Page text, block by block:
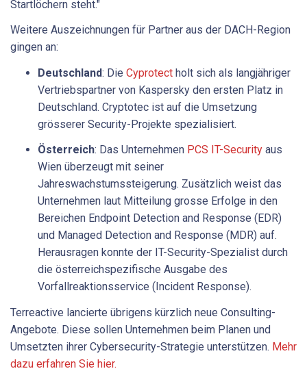
Startlöchern steht."
Weitere Auszeichnungen für Partner aus der DACH-Region
gingen an:
Deutschland: Die Cyprotect holt sich als langjähriger
Vertriebspartner von Kaspersky den ersten Platz in
Deutschland. Cryptotec ist auf die Umsetzung
grösserer Security-Projekte spezialisiert.
Österreich: Das Unternehmen PCS IT-Security aus
Wien überzeugt mit seiner
Jahreswachstumssteigerung. Zusätzlich weist das
Unternehmen laut Mitteilung grosse Erfolge in den
Bereichen Endpoint Detection and Response (EDR)
und Managed Detection and Response (MDR) auf.
Herausragen konnte der IT-Security-Spezialist durch
die österreichspezifische Ausgabe des
Vorfallreaktionsservice (Incident Response).
Terreactive lancierte übrigens kürzlich neue Consulting-
Angebote. Diese sollen Unternehmen beim Planen und
Umsetzten ihrer Cybersecurity-Strategie unterstützen. Mehr
dazu erfahren Sie hier.